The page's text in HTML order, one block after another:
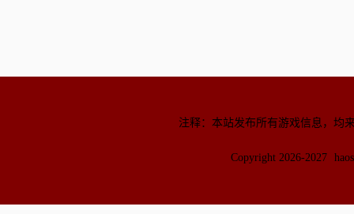
注释：本站发布所有游戏信息，均
Copyright 2026-2027